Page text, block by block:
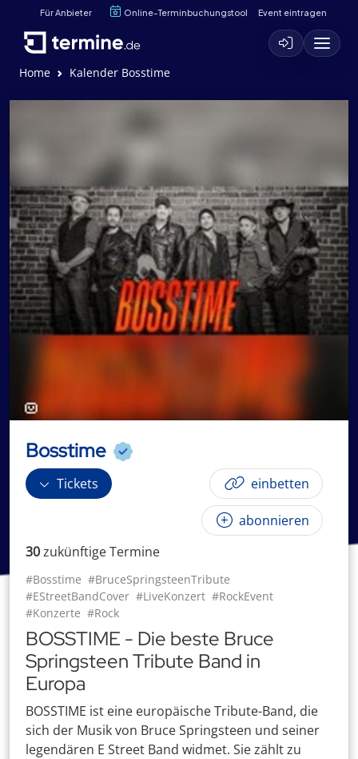
Für Anbieter Online-Terminbuchungstool Event eintragen
Home Kalender Bosstime
Bosstime
Tickets einbetten
abonnieren
30zukünftigeTermine
#Bosstime #BruceSpringsteenTribute
#EStreetBandCover #LiveKonzert #RockEvent
#Konzerte #Rock
BOSSTIME - Die beste Bruce
Springsteen Tribute Band in
Europa
BOSSTIME ist eine europäische Tribute-Band, die
sich der Musik von Bruce Springsteen und seiner
legendären E Street Band widmet. Sie zählt zu